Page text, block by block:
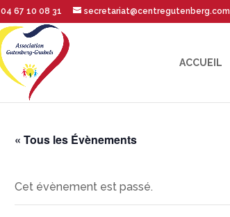
04 67 10 08 31 secretariat@centregutenberg.com
ACCUEIL
« Tous les Évènements
Cet évènement est passé.